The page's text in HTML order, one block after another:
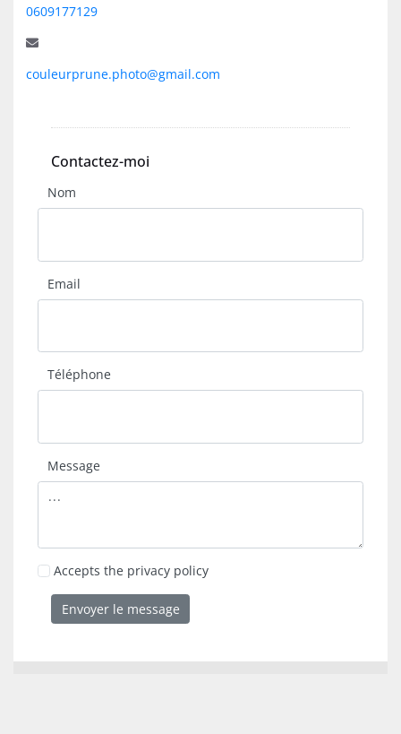
0609177129
couleurprune.photo@gmail.com
Contactez-moi
Nom
Email
Téléphone
Message
Accepts the privacy policy
Envoyer le message